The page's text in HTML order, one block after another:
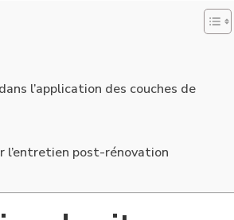
l’application des couches de
l’entretien post-rénovation